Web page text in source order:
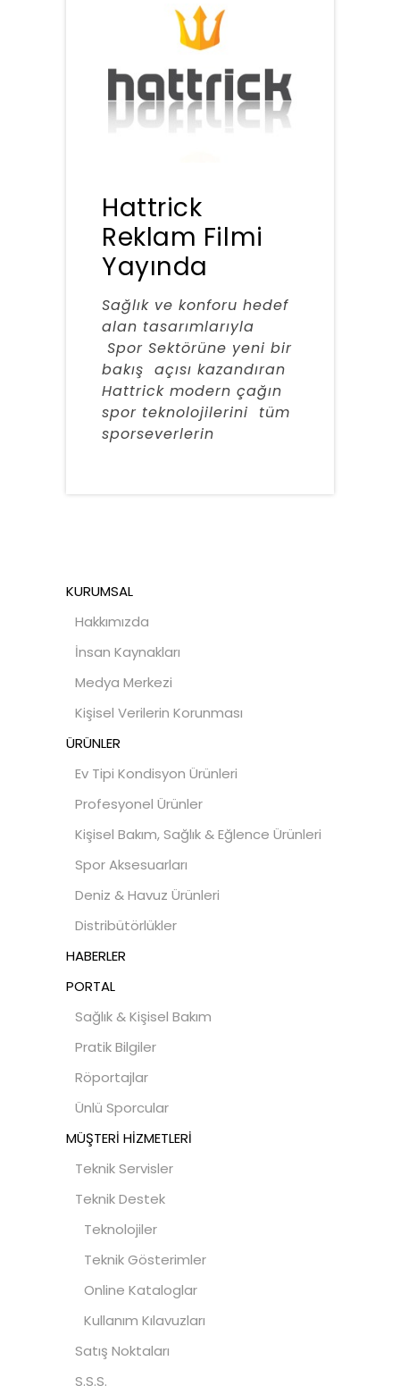
Hattrick
Reklam Filmi
Yayında
Sağlık ve konforu hedef
alan tasarımlarıyla
Spor Sektörüne yeni bir
bakış açısı kazandıran
Hattrick modern çağın
spor teknolojilerini tüm
sporseverlerin
KURUMSAL
Hakkımızda
İnsan Kaynakları
Medya Merkezi
Kişisel Verilerin Korunması
ÜRÜNLER
Ev Tipi Kondisyon Ürünleri
Profesyonel Ürünler
Kişisel Bakım, Sağlık & Eğlence Ürünleri
Spor Aksesuarları
Deniz & Havuz Ürünleri
Distribütörlükler
HABERLER
PORTAL
Sağlık & Kişisel Bakım
Pratik Bilgiler
Röportajlar
Ünlü Sporcular
MÜŞTERİ HİZMETLERİ
Teknik Servisler
Teknik Destek
Teknolojiler
Teknik Gösterimler
Online Kataloglar
Kullanım Kılavuzları
Satış Noktaları
S.S.S.